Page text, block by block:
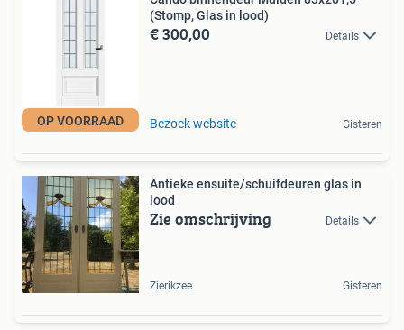
OP VOORRAAD
(Stomp, Glas in lood)
€ 300,00 Details
Bezoek website Gisteren
Antieke ensuite/schuifdeuren glas in
lood
Zie omschrijving Details
Zierikzee Gisteren